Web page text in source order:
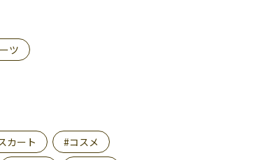
ツ
カート
#コスメ